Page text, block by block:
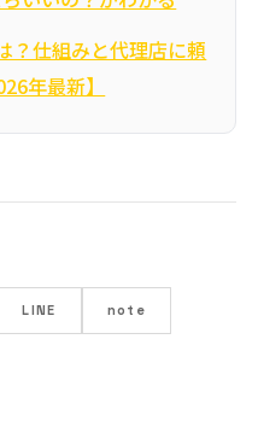
？仕組みと代理店に頼
年最新】
LINE note